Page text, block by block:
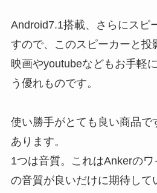
Android7.1搭載、さらにスピ
すので、このスピーカーと投
映画やyoutubeなどもお手軽
う優れものです。
使い勝手がとても良い商品で
あります。
1つは音質。これはAnkerの
の音質が良いだけに期待して